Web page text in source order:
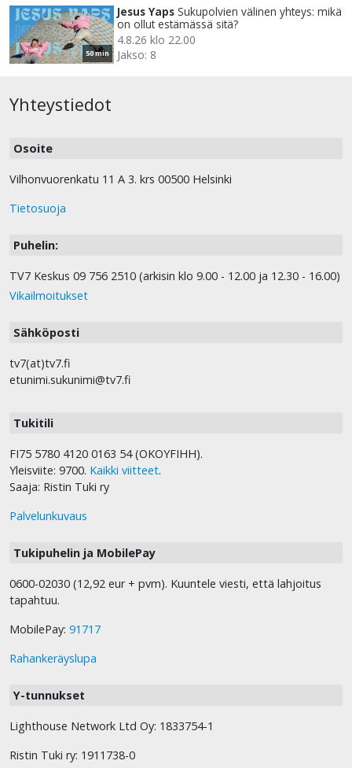
50 min
Jesus Yaps Sukupolvien välinen yhteys: mikä
on ollut estämässä sitä?
4.8.26 klo 22.00
Jakso: 8
Yhteystiedot
Osoite
Vilhonvuorenkatu 11 A 3. krs 00500 Helsinki
Tietosuoja
Puhelin:
TV7 Keskus 09 756 2510 (arkisin klo 9.00 - 12.00 ja 12.30 - 16.00)
Vikailmoitukset
Sähköposti
tv7(at)tv7.fi
etunimi.sukunimi@tv7.fi
Tukitili
FI75 5780 4120 0163 54 (OKOYFIHH).
Yleisviite: 9700. Kaikki viitteet.
Saaja: Ristin Tuki ry
Palvelunkuvaus
Tukipuhelin ja MobilePay
0600-02030 (12,92 eur + pvm). Kuuntele viesti, että lahjoitus
tapahtuu.
MobilePay: 91717
Rahankeräyslupa
Y-tunnukset
Lighthouse Network Ltd Oy: 1833754-1
Ristin Tuki ry: 1911738-0